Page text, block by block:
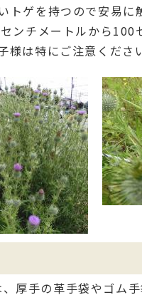
トゲを持つので安易に
ンチメートルから
様は特にご注意くださ
厚手の革手袋やゴム